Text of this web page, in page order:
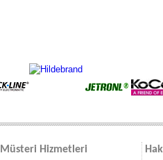
Müsteri Hizmetleri